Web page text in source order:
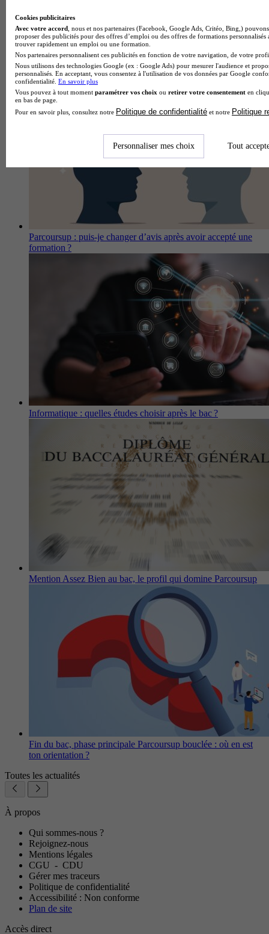
Phase complémentaire Parcoursup : faut-il élargir tes choix ou
rester sur tes envies ?
Parcoursup : puis-je changer d’avis après avoir accepté une
formation ?
Informatique : quelles études choisir après le bac ?
Mention Assez Bien au bac, le profil qui domine Parcoursup
Fin du bac, phase principale Parcoursup bouclée : où en est
ton orientation ?
Toutes les actualités
À propos
Qui sommes-nous ?
Rejoignez-nous
Mentions légales
CGU - CDU
Gérer mes traceurs
Politique de confidentialité
Accessibilité : Non conforme
Plan de site
Accès direct
Cookies publicitaires
Avec votre accord , nous et nos partenaires (Facebook, Google Ads, Critéo, Bing,)
proposer des publicités pour des offres d’emploi ou des offres de formations
trouver rapidement un emploi ou une formation.
Nos partenaires personnalisent ces publicités en fonction de votre navigation, de votre
Nous utilisons des technologies Google (ex : Google Ads) pour mesurer l'audience et
personnalisés. En acceptant, vous consentez à l'utilisation de vos données par Google
confidentialité. En savoir plus
Vous pouvez à tout moment paramétrer vos choix ou retirer votre consentement en
en bas de page.
Pour en savoir plus, consultez notre Politique de confidentialité et notre Politique
Personnaliser mes choix Tout